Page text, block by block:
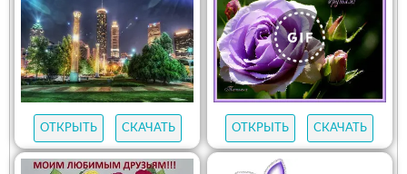
ОТКРЫТЬ СКАЧАТЬ ОТКРЫТЬ СКАЧАТЬ